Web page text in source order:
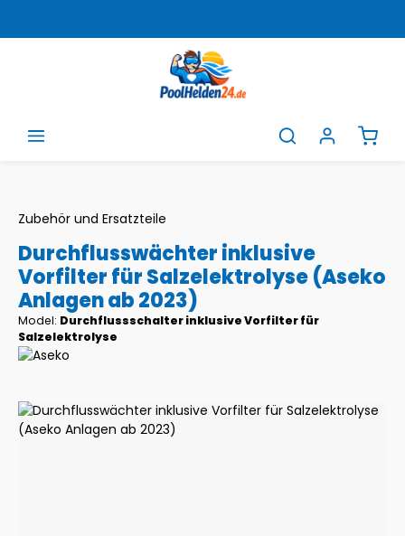
Zubehör und Ersatzteile
Durchflusswächter inklusive
Vorfilter für Salzelektrolyse (Aseko
Anlagen ab 2023)
Model: Durchflussschalter inklusive Vorfilter für
Salzelektrolyse
Bildergalerie überspringen